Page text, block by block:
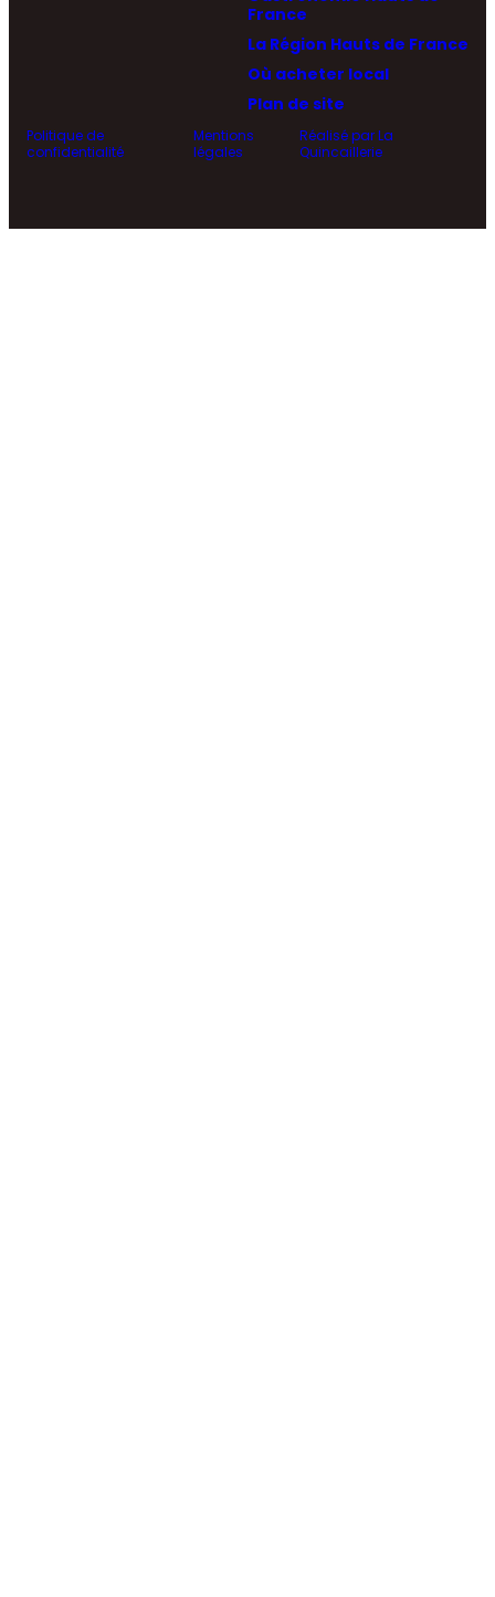
France
La Région Hauts de France
Où acheter local
Plan de site
Politique de
confidentialité
Mentions
légales
Réalisé par La
Quincaillerie